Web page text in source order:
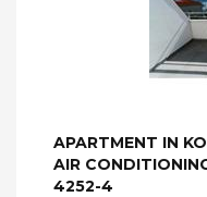
APARTMENT IN
AIR
4252-4